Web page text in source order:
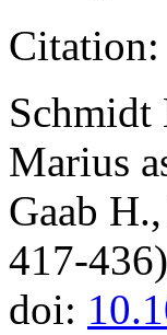
Citation:
Schmidt
Marius
Gaab
417-
doi: